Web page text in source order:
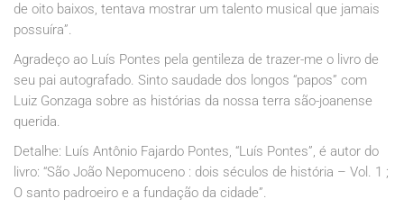
de oito baixos, tentava mostrar um talento musical que jamais
possuíra”.
Agradeço ao Luís Pontes pela gentileza de trazer-me o livro de
seu pai autografado. Sinto saudade dos longos “papos” com
Luiz Gonzaga sobre as histórias da nossa terra são-joanense
querida.
Detalhe: Luís Antônio Fajardo Pontes, “Luís Pontes”, é autor do
livro: “São João Nepomuceno : dois séculos de história – Vol. 1 ;
O santo padroeiro e a fundação da cidade”.